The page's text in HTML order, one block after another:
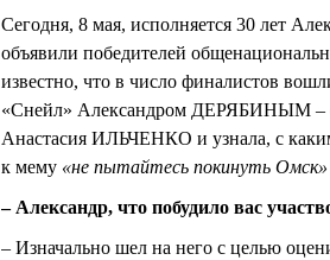
Сегодня, 8 мая, исполняется 30 лет
объявили победителей
известно, что в число финалистов
«Снейл» Александром ДЕРЯБИНЫМ –
Анастасия ИЛЬЧЕНКО и узнала, с
к мему «не пытайтесь покинуть Омск»
– Александр, что побудило вас
– Изначально шел на него с целью